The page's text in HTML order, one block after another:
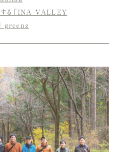
する「INA VALLEY
greenz